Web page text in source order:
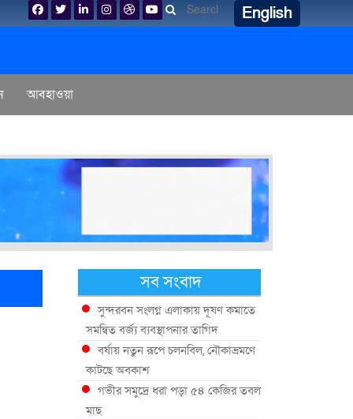
English
আবহাওয়া
সব সংবাদ
সুন্দরবন সংলগ্ন এলাকায় দূষণ কমাতে
সমন্বিত বর্জ্য ব্যবস্থাপনার তাগিদ
বর্ষায় নতুন রূপে চলনবিল, নৌকাভ্রমণে
কাটছে অবকাশ
গভীর সমুদ্রে ধরা পড়া ৫৪ কেজির তবল
মাছ